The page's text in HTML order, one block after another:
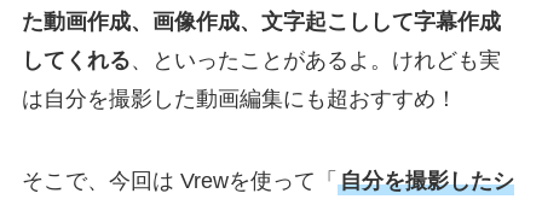
た動画作成、画像作成、文字起こしして字幕作成
してくれる、といったことがあるよ。けれども実
は自分を撮影した動画編集にも超おすすめ！
そこで、今回は Vrewを使って「 自分を撮影したシ